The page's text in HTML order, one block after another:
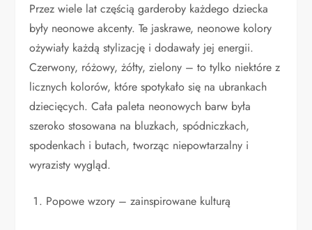
Przez wiele lat częścią garderoby każdego dziecka
były neonowe akcenty. Te jaskrawe, neonowe kolory
ożywiały każdą stylizację i dodawały jej energii.
Czerwony, różowy, żółty, zielony – to tylko niektóre z
licznych kolorów, które spotykało się na ubrankach
dziecięcych. Cała paleta neonowych barw była
szeroko stosowana na bluzkach, spódniczkach,
spodenkach i butach, tworząc niepowtarzalny i
wyrazisty wygląd.
Popowe wzory – zainspirowane kulturą